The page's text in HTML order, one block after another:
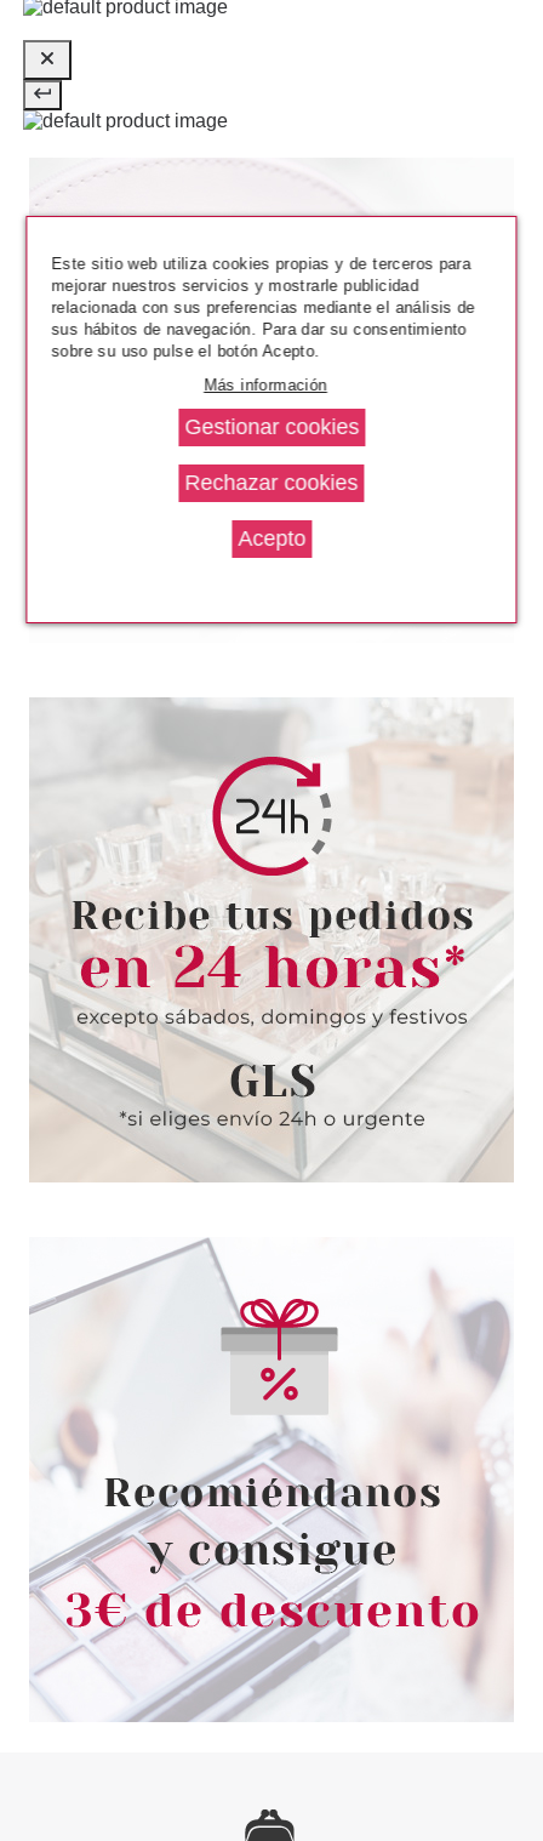
CATRICE
CATRICE MELT & PLUM
BALSAMO VOLUMINIZADOR 030
TIPSY IN LOVE
-19% 4.30€
CATRICE ETERNAL RED
ACEITE LABIAL CHERRY BOMB
C02 RUBY RADIANCE
Pvr 5.69€
-14%
desde
4.90€
CATRICE EGG-CELLENT
EASTER BASAMO LABIAL 03
HONEYMELON SUGAR POP 5G
Pvr 4.69€
-14%
desde
4.05€
CATRICE
CATRICE MOUSSE DE LABIOS
4.05€
Este sitio web utiliza cookies propias y de terceros para
mejorar nuestros servicios y mostrarle publicidad
relacionada con sus preferencias mediante el análisis de
sus hábitos de navegación. Para dar su consentimiento
sobre su uso pulse el botón Acepto.
Más información